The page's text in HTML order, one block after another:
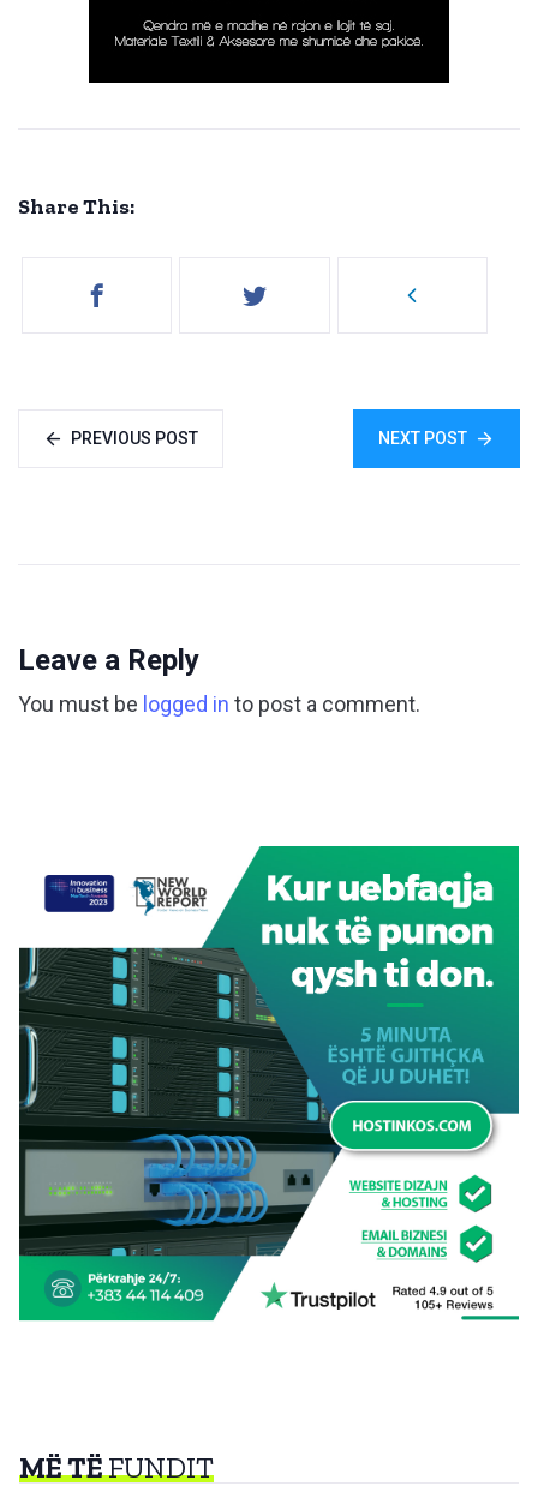
Share This:
PREVIOUS POST NEXT POST
Leave a Reply
You must be logged in to post a comment.
MË TËFUNDIT